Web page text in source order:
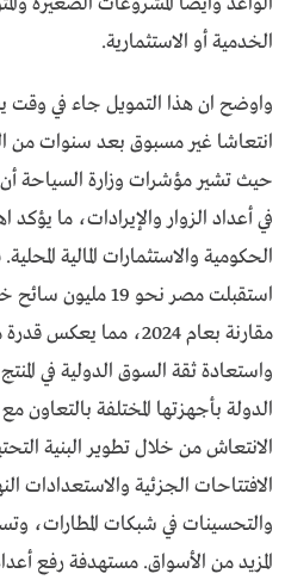
الخدمية أو الاستثمارية.
واوضح ان هذا التمويل جاء في وقت
انتعاشا غير مسبوق بعد سنوات من
حيث تشير مؤشرات وزارة السياحة
في أعداد الزوار والإيرادات، ما
الحكومية والاستثمارات المالية
مقارنة بعام 2024، مما
واستعادة ثقة السوق الدولية في
الدولة بأجهزتها المختلفة بالتعاون
الانتعاش من خلال تطوير البنية
الافتتاحات الجزئية والاستعدادات
والتحسينات في شبكات المطارات،
المزيد من الأسواق. مستهدفة رفع